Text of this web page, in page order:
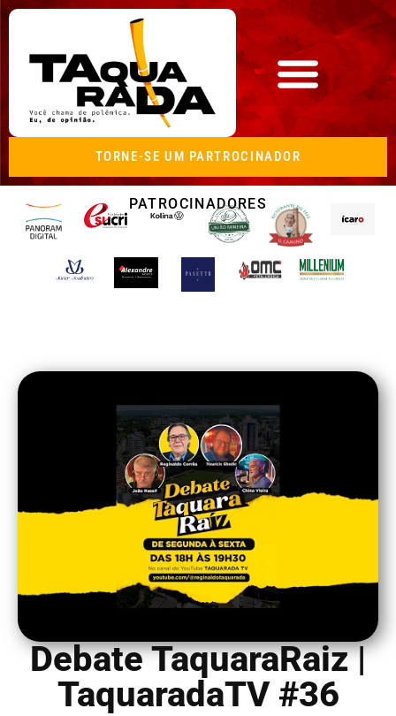
TORNE-SE UM PARTROCINADOR
PATROCINADORES
Debate TaquaraRaiz |
TaquaradaTV #36